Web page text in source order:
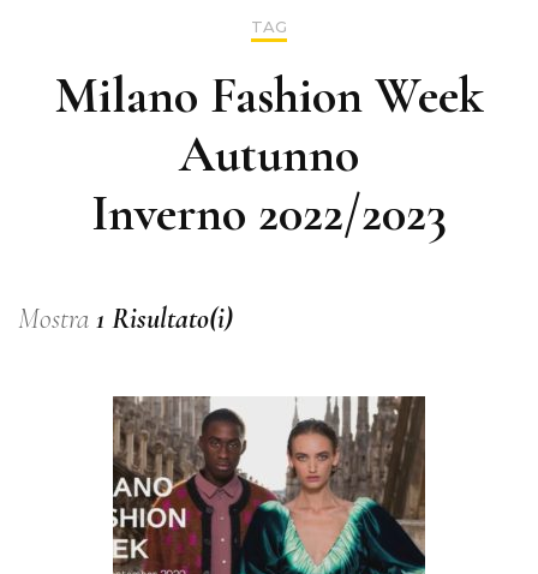
TAG
Milano Fashion Week
Autunno
Inverno 2022/2023
Mostra 1 Risultato(i)